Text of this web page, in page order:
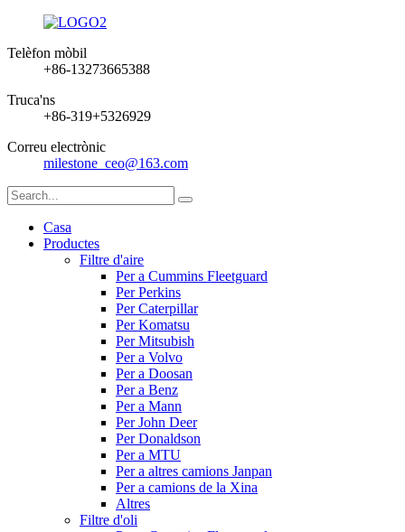
Telèfon mòbil
+86-13273665388
Truca'ns
+86-319+5326929
Correu electrònic
milestone_ceo@163.com
Casa
Productes
Filtre d'aire
Per a Cummins Fleetguard
Per Perkins
Per Caterpillar
Per Komatsu
Per Mitsubish
Per a Volvo
Per a Doosan
Per a Benz
Per a Mann
Per John Deer
Per Donaldson
Per a MTU
Per a altres camions Janpan
Per a camions de la Xina
Altres
Filtre d'oli